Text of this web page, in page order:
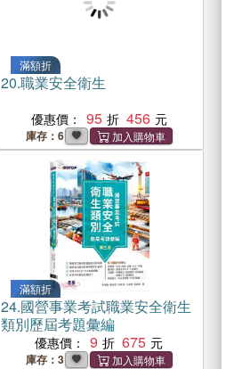
滿額折
20.職業安全衛生
優惠價： 95 456
庫存：6
滿額折
24.國營事業考試職業安全衛生
類別歷屆考題彙編
優惠價： 9 675
庫存：3